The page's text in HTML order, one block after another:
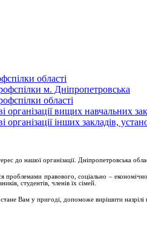
області
м. Дніпропетровська
області
вищих навчальних
інших закладів,
до нашої організації. Дніпропетровська
правового, соціально –
студентів, членів їх сімей.
Вам у пригоді, допоможе вирішити назрілі